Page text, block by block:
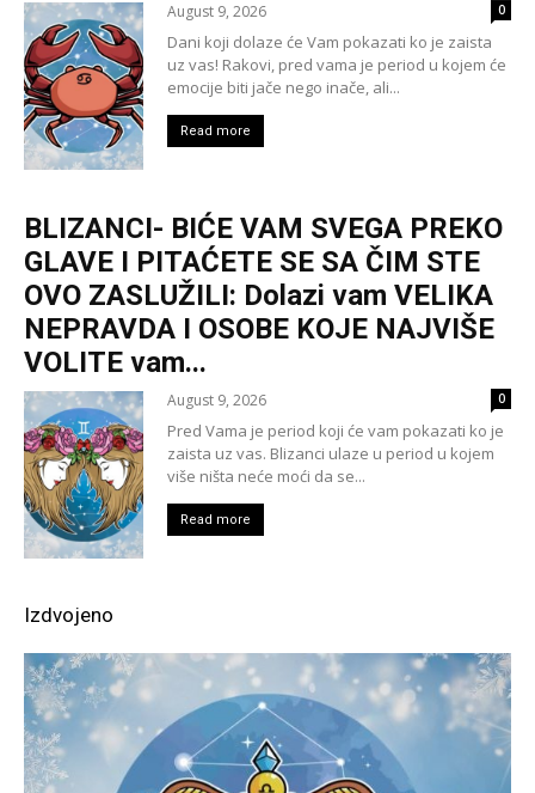
August 9, 2026 0
Dani koji dolaze će Vam pokazati ko je zaista
uz vas! Rakovi, pred vama je period u kojem će
emocije biti jače nego inače, ali...
Read more
BLIZANCI- BIĆE VAM SVEGA PREKO
GLAVE I PITAĆETE SE SA ČIM STE
OVO ZASLUŽILI: Dolazi vam VELIKA
NEPRAVDA I OSOBE KOJE NAJVIŠE
VOLITE vam...
August 9, 2026 0
Pred Vama je period koji će vam pokazati ko je
zaista uz vas. Blizanci ulaze u period u kojem
više ništa neće moći da se...
Read more
Izdvojeno